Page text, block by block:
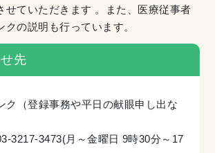
せていただきます 。また、医療従事者
クの説明も行っています。
先
ク（登録事務や平日の献眼申し出な
3473(月～金曜日 9時30分～17